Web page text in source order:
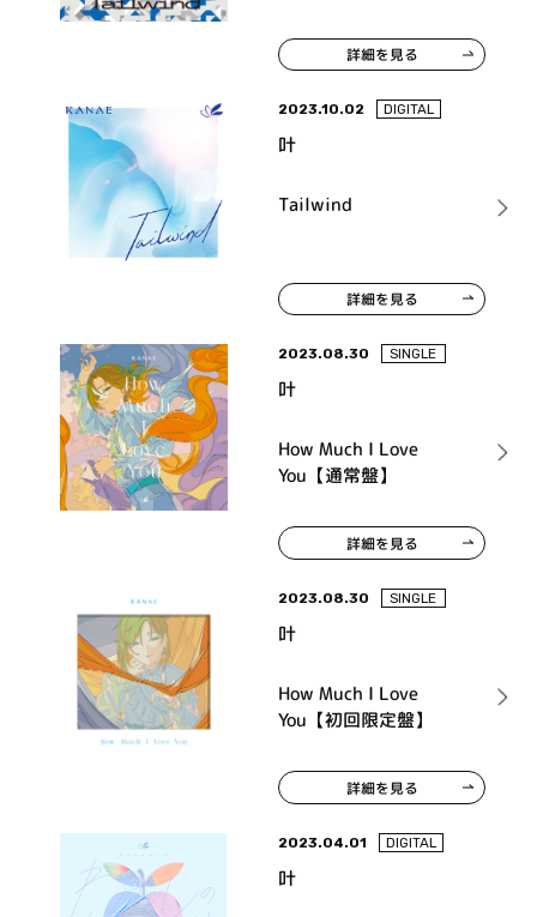
詳細を見る
2023.10.02 DIGITAL
叶
Tailwind
詳細を見る
2023.08.30 SINGLE
叶
How Much I Love
You【通常盤】
詳細を見る
2023.08.30 SINGLE
叶
How Much I Love
You【初回限定盤】
詳細を見る
2023.04.01 DIGITAL
叶